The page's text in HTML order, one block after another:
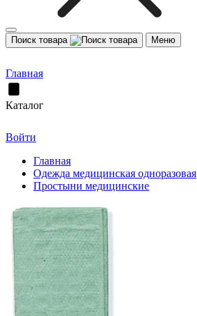
Поиск товара Меню
Главная
Каталог
Войти
Главная
Одежда медицинская одноразовая
Простыни медицинские